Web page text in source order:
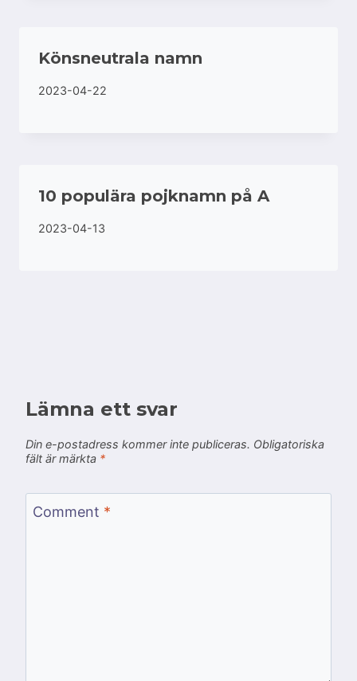
Könsneutrala namn
2023-04-22
10 populära pojknamn på A
2023-04-13
Lämna ett svar
Din e-postadress kommer inte publiceras. Obligatoriska
fält är märkta *
Comment *